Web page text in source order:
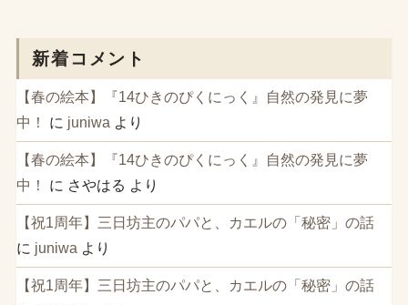
新着コメント
【春の絵本】『14ひきのぴくにっく』自然の発見に夢
中！
に juniwa より
【春の絵本】『14ひきのぴくにっく』自然の発見に夢
中！
に さやはる より
【祝1周年】三日坊主のパパと、カエルの「秘密」の話
に juniwa より
【祝1周年】三日坊主のパパと、カエルの「秘密」の話